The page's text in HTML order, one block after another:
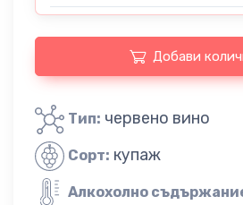
Добави
Тип: червено вино
Сорт: купаж
Алкохолно